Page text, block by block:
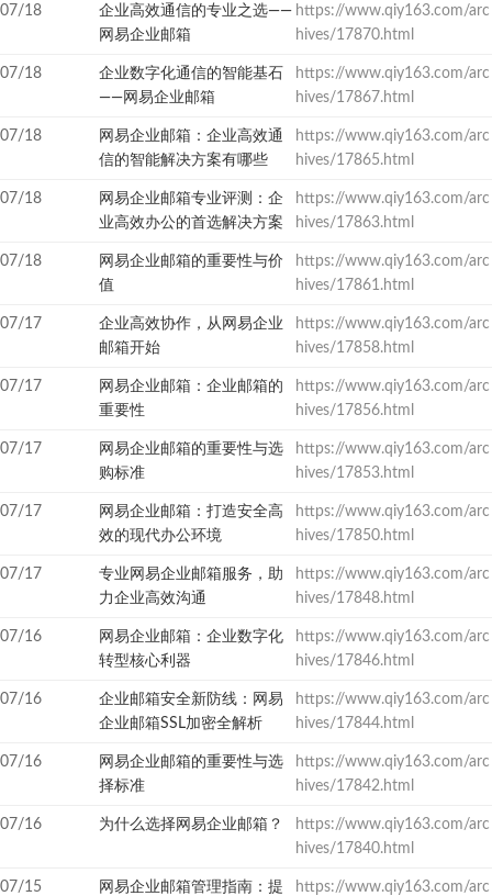
07/18
企业高效通信的专业之选——
网易企业邮箱
https://www.qiy163.com/arc
hives/17870.html
07/18
企业数字化通信的智能基石
——网易企业邮箱
https://www.qiy163.com/arc
hives/17867.html
07/18
网易企业邮箱：企业高效通
信的智能解决方案有哪些
https://www.qiy163.com/arc
hives/17865.html
07/18
网易企业邮箱专业评测：企
业高效办公的首选解决方案
https://www.qiy163.com/arc
hives/17863.html
07/18
网易企业邮箱的重要性与价
值
https://www.qiy163.com/arc
hives/17861.html
07/17
企业高效协作，从网易企业
邮箱开始
https://www.qiy163.com/arc
hives/17858.html
07/17
网易企业邮箱：企业邮箱的
重要性
https://www.qiy163.com/arc
hives/17856.html
07/17
网易企业邮箱的重要性与选
购标准
https://www.qiy163.com/arc
hives/17853.html
07/17
网易企业邮箱：打造安全高
效的现代办公环境
https://www.qiy163.com/arc
hives/17850.html
07/17
专业网易企业邮箱服务，助
力企业高效沟通
https://www.qiy163.com/arc
hives/17848.html
07/16
网易企业邮箱：企业数字化
转型核心利器
https://www.qiy163.com/arc
hives/17846.html
07/16
企业邮箱安全新防线：网易
企业邮箱SSL加密全解析
https://www.qiy163.com/arc
hives/17844.html
07/16
网易企业邮箱的重要性与选
择标准
https://www.qiy163.com/arc
hives/17842.html
07/16 为什么选择网易企业邮箱？
https://www.qiy163.com/arc
hives/17840.html
07/15
网易企业邮箱管理指南：提
https://www.qiy163.com/arc